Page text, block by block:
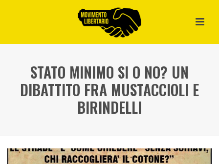
STATO MINIMO SI O NO? UN
DIBATTITO FRA MUSTACCIOLI E
BIRINDELLI